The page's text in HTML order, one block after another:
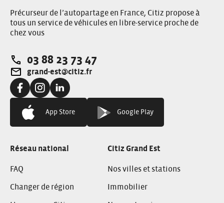
Précurseur de l’autopartage en France, Citiz propose à
tous un service de véhicules en libre-service proche de
chez vous
Téléphone:
03 88 23 73 47
Adresse e-mail:
grand-est@citiz.fr
Facebook:Instagram:Linkedin:
App Store Google Play
Réseau national
FAQ
Changer de région
Citiz Grand Est
Nos villes et stations
Immobilier